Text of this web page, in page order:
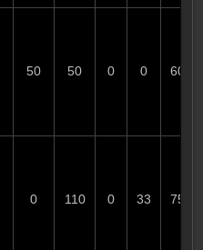
50 50 0 0 60
0 110 0 33 75